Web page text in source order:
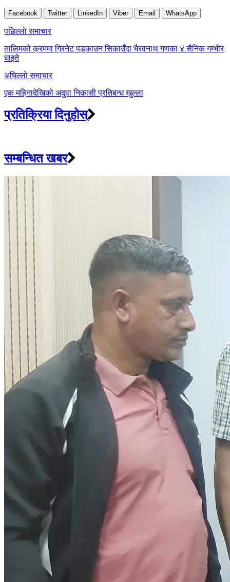
Facebook Twitter LinkedIn Viber Email WhatsApp
Post
navigation
पछिल्लाे समाचार
तालिमको क्रममा ग्रिनेट पड्काउन सिकाउँदा भैरवनाथ गणका ४ सैनिक गम्भीर
घाइते
अघिल्लाे समाचार
एक महिनादेखिको अदुवा निकासी प्रतिबन्ध खुल्ला
प्रतिक्रिया दिनुहोस्
सम्बन्धित खबर